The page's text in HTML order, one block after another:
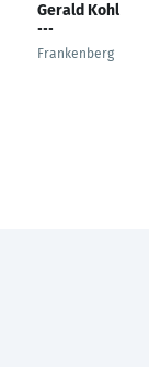
Gerald Kohl
---
Frankenberg